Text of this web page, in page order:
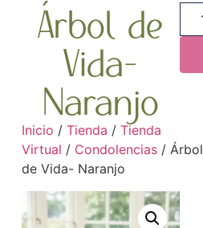
Árbol de
Vida-
Naranjo
Inicio / Tienda / Tienda
Virtual / Condolencias/ Árbol
de Vida- Naranjo